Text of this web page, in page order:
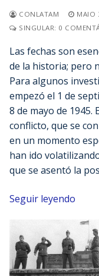
CONLATAM MAIO
SINGULAR: 0
Las fechas son
de la historia; pero
Para algunos
empezó el 1 de
8 de mayo de 1945.
conflicto, que se
en un momento
han ido
que se asentó la
Seguir leyendo